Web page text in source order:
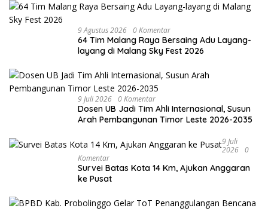
9 Agustus 2026 0 Komentar
64 Tim Malang Raya Bersaing Adu Layang-
layang di Malang Sky Fest 2026
9 Juli 2026 0 Komentar
Dosen UB Jadi Tim Ahli Internasional, Susun
Arah Pembangunan Timor Leste 2026-2035
9 Juli
2026 0
Komentar
Survei Batas Kota 14 Km, Ajukan Anggaran
ke Pusat